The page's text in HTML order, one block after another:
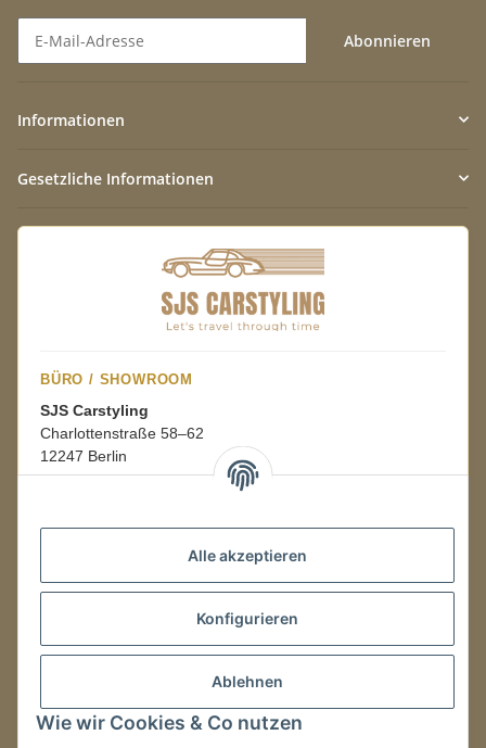
Alle akzeptieren
Konfigurieren
Ablehnen
Wie wir Cookies & Co nutzen
Abonnieren
Informationen
Gesetzliche Informationen
BÜRO / SHOWROOM
SJS Carstyling
Charlottenstraße 58–62
12247 Berlin
08:00–16:00 Uhr
LAGER / RETOUREN
Packmonster Fulfillment
SJS Carstyling Lager
Retouren ausschließlich an diese Adresse.